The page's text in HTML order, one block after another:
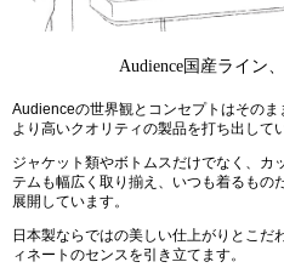
Audience国産ライン、
Audienceの世界観とコンセプトはその
より高いクオリティの製品を打ち出して
ジャケット類やボトムスだけでなく、カ
テムも幅広く取り揃え、いつも着るもの
展開しています。
日本製ならではの美しい仕上がりとこだ
ィネートのセンスを引き立てます。